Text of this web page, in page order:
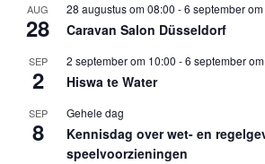
AUG
28
28 augustus om 08:00 -6 september
Caravan Salon Düsseldorf
SEP
2
2 september om 10:00 -6 september
Hiswa te Water
SEP
8
Gehele dag
Kennisdag over wet- en
speelvoorzieningen